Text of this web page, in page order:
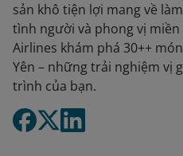
sản khô tiện lợi mang về
tình người và phong vị
Airlines khám phá 30++
Yên – những trải nghiệm vị
trình của bạn.